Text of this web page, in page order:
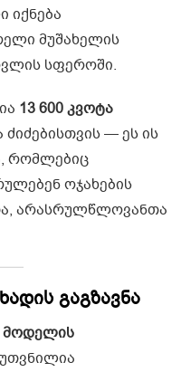
იქნება
მუშახელის
სფეროში.
13 600 კვოტა
— ეს ის
რომლებიც
ოჯახების
არასრულწლოვანთა
გაგზავნა
მოდელის